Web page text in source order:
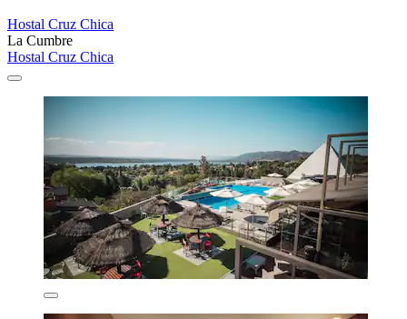
Hostal Cruz Chica
La Cumbre
Hostal Cruz Chica